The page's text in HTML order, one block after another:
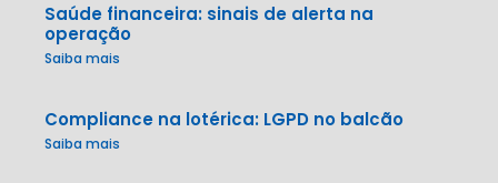
Saúde financeira: sinais de alerta na
operação
Saiba mais
Compliance na lotérica: LGPD no balcão
Saiba mais